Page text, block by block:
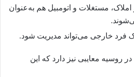
مستغلات و اتومبیل هم به‌عنوان
خارجی می‌تواند مدیریت شود.
روسیه معایبی نیز دارد که این